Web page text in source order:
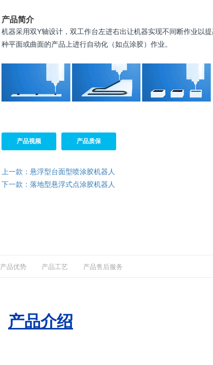
产品简介
机器采用双Y轴设计，双工作台左进右出让机器实现不间断作业以
种平面或曲面的产品上进行自动化（如点涂胶）作业。
产品视频 产品质保
上一款：悬浮型台面型喷涂胶机器人
下一款：落地型悬浮式点涂胶机器人
产品优势 产品工艺 产品售后服务
产品介绍